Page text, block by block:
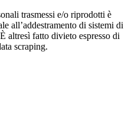
trasmessi e/o riprodotti è
all’addestramento di sistemi di
altresì fatto divieto espresso di
scraping.